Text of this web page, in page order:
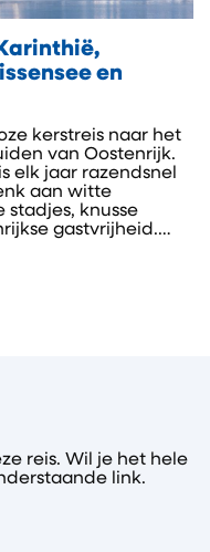
en
kerstreis naar het
van Oostenrijk.
elk jaar razendsnel
aan witte
knusse
gastvrijheid.
met mooie
avonden in
reis. Wil je het hele
link.